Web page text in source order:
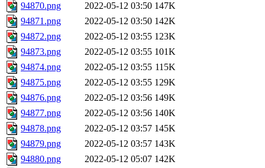
94870.png
2022-05-12 03:50 147K
94871.png
2022-05-12 03:50 142K
94872.png
2022-05-12 03:55 123K
94873.png
2022-05-12 03:55 101K
94874.png
2022-05-12 03:55 115K
94875.png
2022-05-12 03:55 129K
94876.png
2022-05-12 03:56 149K
94877.png
2022-05-12 03:56 140K
94878.png
2022-05-12 03:57 145K
94879.png
2022-05-12 03:57 143K
94880.png
2022-05-12 05:07 142K